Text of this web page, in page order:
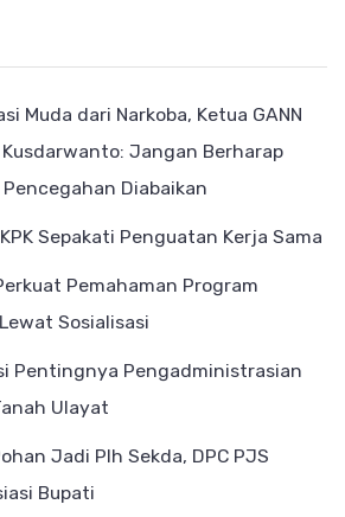
Muda dari Narkoba, Ketua GANN
Jangan Berharap
Diabaikan
Sepakati Penguatan Kerja Sama
Pemahaman Program
Sosialisasi
Pentingnya Pengadministrasian
Ulayat
Jadi Plh Sekda, DPC PJS
Bupati